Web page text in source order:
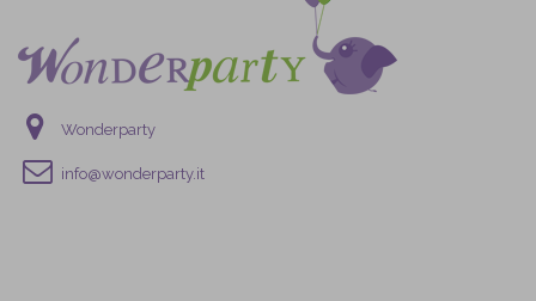
Wonderparty
info@wonderparty.it